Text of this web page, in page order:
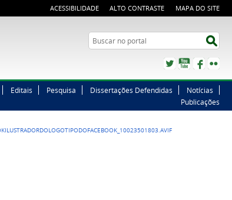
ACESSIBILIDADE ALTO CONTRASTE MAPA DO SITE
Buscar no portal
TwitterYouTubeFacebook
Editais Pesquisa Dissertações Defendidas
Notícias
Publicações